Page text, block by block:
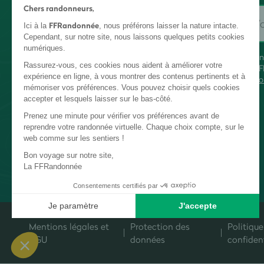
Mentions légales et
CGU
Protection des
données
Chers randonneurs,
Ici à la FFRandonnée, nous préférons laisser la nature intacte.
Cependant, sur notre site, nous laissons quelques petits cookies
numériques.
Rassurez-vous, ces cookies nous aident à améliorer votre
expérience en ligne, à vous montrer des contenus pertinents et à
mémoriser vos préférences. Vous pouvez choisir quels cookies
accepter et lesquels laisser sur le bas-côté.
Prenez une minute pour vérifier vos préférences avant de
reprendre votre randonnée virtuelle. Chaque choix compte, sur le
web comme sur les sentiers !
Bon voyage sur notre site,
La FFRandonnée
Consentements certifiés par
Je paramètre
J'accepte
Axeptio consent
Plateforme de Gestion du Consentement : Personnalisez vos Options
Notre plateforme vous permet d'adapter et de gérer vos paramètres